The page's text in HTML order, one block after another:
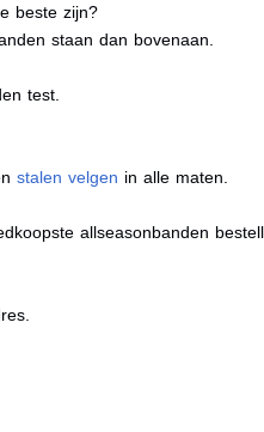
beste zijn?
staan dan bovenaan.
test.
stalen velgen in alle maten.
allseasonbanden